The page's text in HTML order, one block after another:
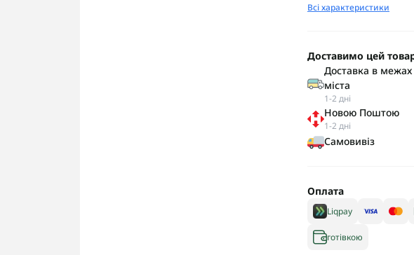
Всі характеристики
Доставимо цей
Доставка в межах
міста
1-2 дні
Новою Поштою
1-2 дні
Самовивіз
Оплата
Liqpay
готівкою